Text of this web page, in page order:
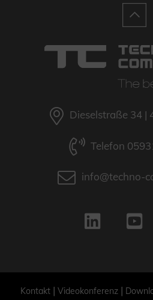
Dieselstraße 34 |
Telefon
info@techno-
Kontakt | Videokonferenz |